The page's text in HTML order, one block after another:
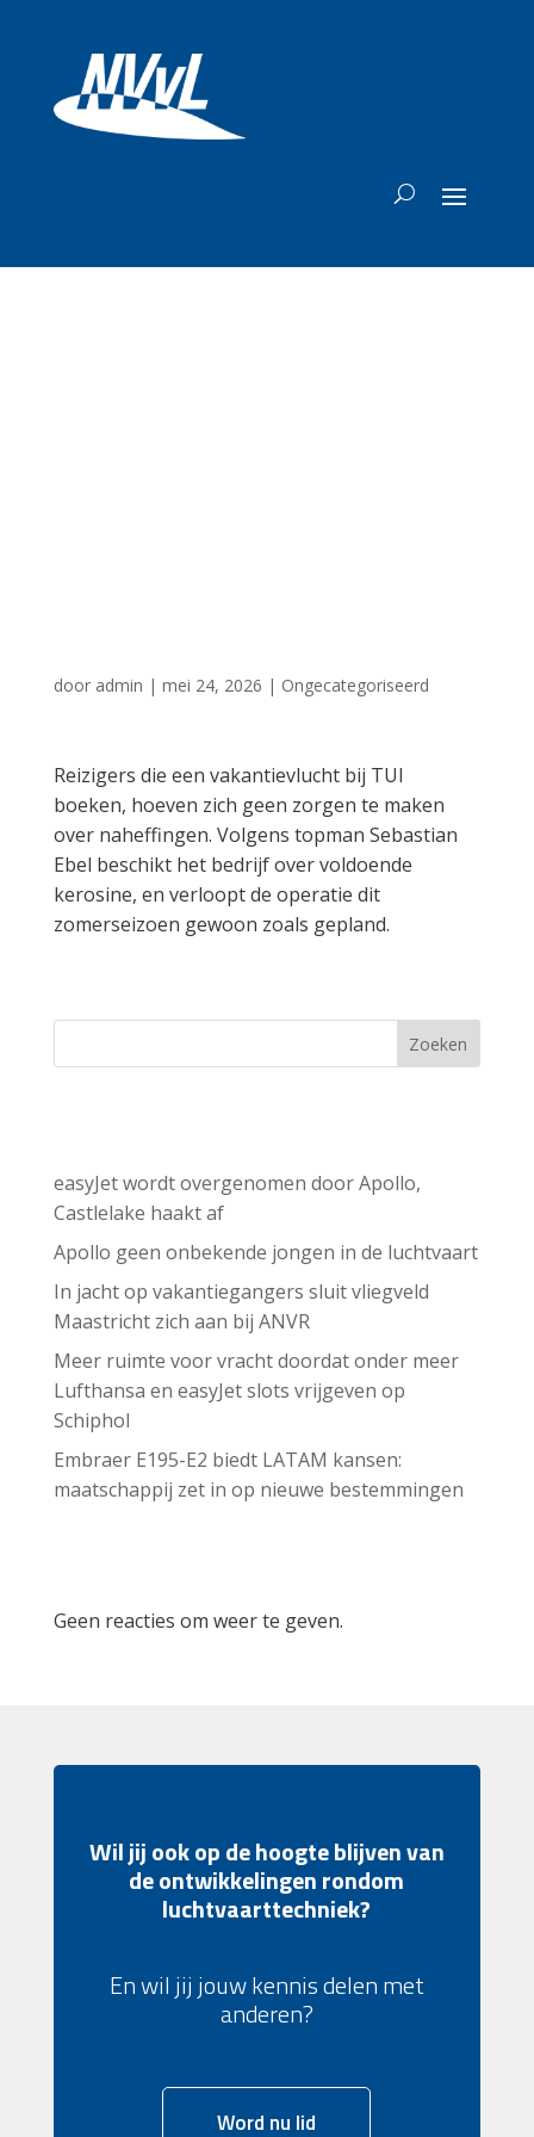
door admin | mei 24, 2026 | Ongecategoriseerd
Reizigers die een vakantievlucht bij TUI
boeken, hoeven zich geen zorgen te maken
over naheffingen. Volgens topman Sebastian
Ebel beschikt het bedrijf over voldoende
kerosine, en verloopt de operatie dit
zomerseizoen gewoon zoals gepland.
Zoeken
easyJet wordt overgenomen door Apollo,
Castlelake haakt af
Apollo geen onbekende jongen in de luchtvaart
In jacht op vakantiegangers sluit vliegveld
Maastricht zich aan bij ANVR
Meer ruimte voor vracht doordat onder meer
Lufthansa en easyJet slots vrijgeven op
Schiphol
Embraer E195-E2 biedt LATAM kansen:
maatschappij zet in op nieuwe bestemmingen
Geen reacties om weer te geven.
Wil jij ook op de hoogte blijven van
de ontwikkelingen rondom
luchtvaarttechniek?
En wil jij jouw kennis delen met
anderen?
Word nu lid